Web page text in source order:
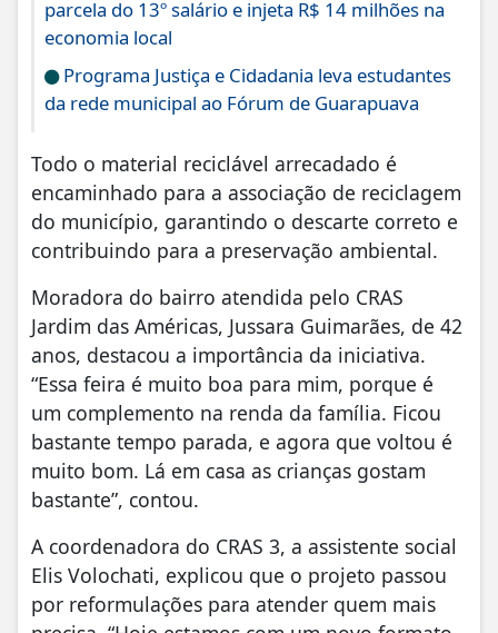
parcela do 13º salário e injeta R$ 14 milhões na
economia local
Programa Justiça e Cidadania leva estudantes
da rede municipal ao Fórum de Guarapuava
Todo o material reciclável arrecadado é
encaminhado para a associação de reciclagem
do município, garantindo o descarte correto e
contribuindo para a preservação ambiental.
Moradora do bairro atendida pelo CRAS
Jardim das Américas, Jussara Guimarães, de 42
anos, destacou a importância da iniciativa.
“Essa feira é muito boa para mim, porque é
um complemento na renda da família. Ficou
bastante tempo parada, e agora que voltou é
muito bom. Lá em casa as crianças gostam
bastante”, contou.
A coordenadora do CRAS 3, a assistente social
Elis Volochati, explicou que o projeto passou
por reformulações para atender quem mais